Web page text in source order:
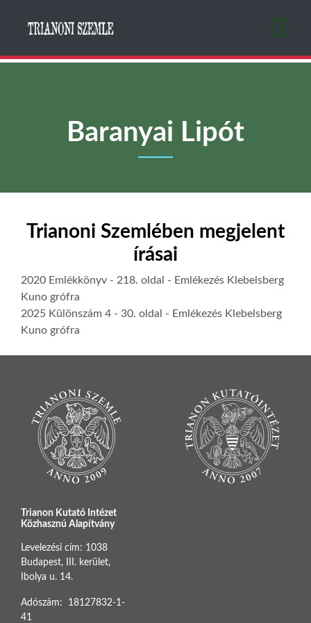
Baranyai Lipót
Trianoni Szemlében megjelent
írásai
2020 Emlékkönyv - 218. oldal - Emlékezés Klebelsberg
Kuno grófra
2025 Különszám 4 - 30. oldal - Emlékezés Klebelsberg
Kuno grófra
Trianon Kutató Intézet
Közhasznú Alapítvány
Levelezési cím: 1038
Budapest, III. kerület,
Ibolya u. 14.
Adószám: 18127832-1-
41